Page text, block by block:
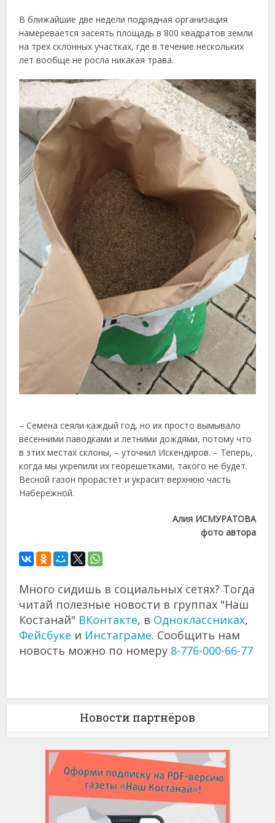
В ближайшие две недели подрядная организация
намеревается засеять площадь в 800 квадратов земли
на трех склонных участках, где в течение нескольких
лет вообще не росла никакая трава.
– Семена сеяли каждый год, но их просто вымывало
весенними паводками и летними дождями, потому что
в этих местах склоны, – уточнил Искендиров. – Теперь,
когда мы укрепили их георешетками, такого не будет.
Весной газон прорастет и украсит верхнюю часть
Набережной.
Алия ИСМУРАТОВА
фото автора
Много сидишь в социальных сетях? Тогда
читай полезные новости в группах "Наш
Костанай" ВКонтакте, в Одноклассниках,
Фейсбуке и Инстаграме. Сообщить нам
новость можно по номеру 8-776-000-66-77
Новости партнёров